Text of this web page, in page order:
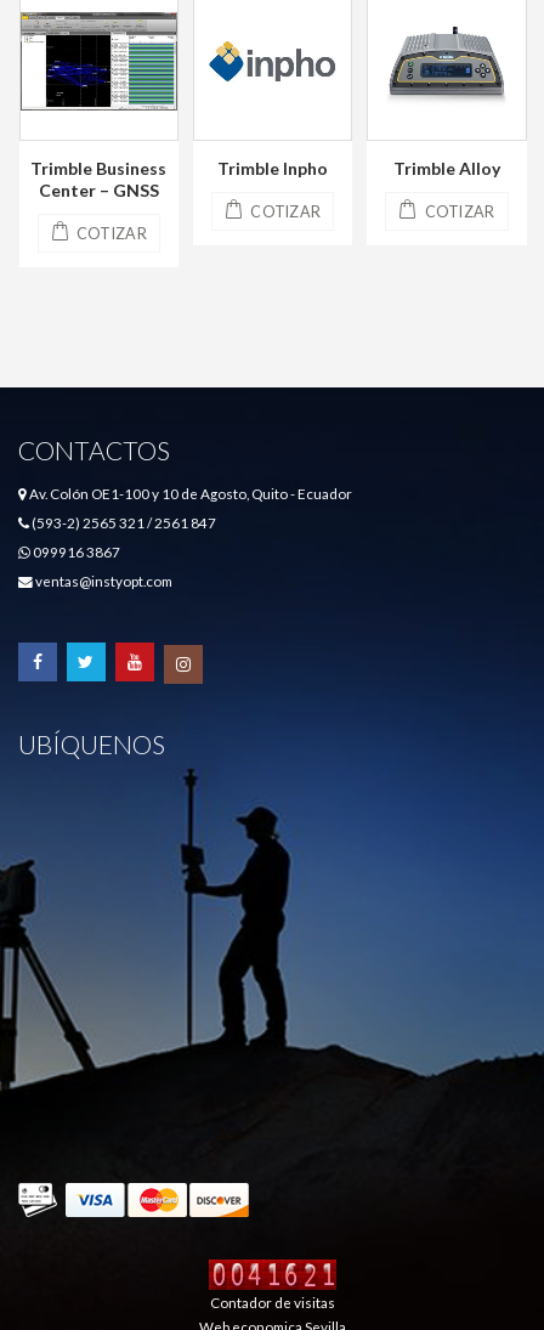
Trimble Inpho Trimble Alloy
COTIZAR
Trimble Choke Ring
COTIZAR
(593-2) 2565 321 / 2561 847
099916 3867
ventas@instyopt.com
UBÍQUENOS
Contador de visitas
Web economica Sevilla